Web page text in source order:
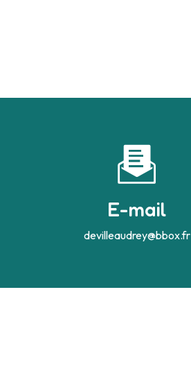
E-mail
devilleaudrey@bbox.fr